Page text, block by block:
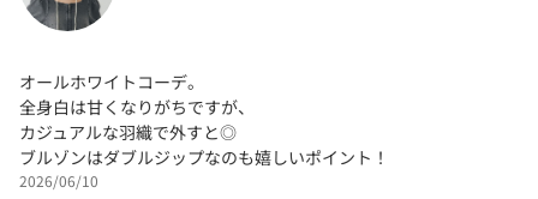
オールホワイトコーデ。
全身白は甘くなりがちですが、
カジュアルな羽織で外すと◎
ブルゾンはダブルジップなのも嬉しいポイント！
2026/06/10